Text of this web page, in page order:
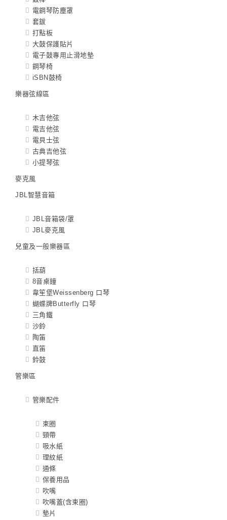
電鋼琴防塵罩
套鈸
打點板
大鼓保護貼片
電子鼓專用止滑地墊
鋼琴椅
iSBN鼓椅
樂器弦線區
木吉他弦
電吉他弦
電貝士弦
古典吉他弦
小提琴弦
麥克風
JBL智慧音箱
JBL音箱袋/罩
JBL麥克風
兒童及一般樂器區
括葫
8音桌鐘
韋笙堡Weissenberg 口琴
蝴蝶牌Butterfly 口琴
三角鐵
沙鈴
陶笛
直笛
鈴鼓
管樂區
管樂配件
束圈
頸帶
吸水紙
理紋紙
通條
保養用品
吹嘴
吹嘴蓋(含束圈)
墊片